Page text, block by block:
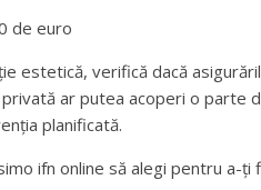
de euro
estetică, verifică dacă
ar putea acoperi o parte
planificată.
ifn online să alegi pentru a-ți